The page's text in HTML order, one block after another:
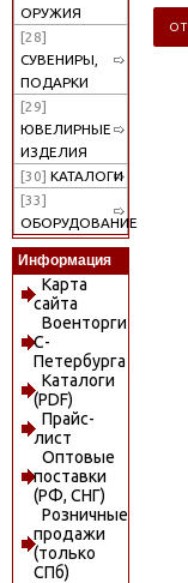
ОРУЖИЯ
[28]
СУВЕНИРЫ,
ПОДАРКИ
[29]
ЮВЕЛИРНЫЕ
ИЗДЕЛИЯ
[30] КАТАЛОГИ
[33]
ОБОРУДОВАНИЕ
Информация
Карта
сайта
Военторги
С-
Петербурга
Каталоги
(PDF)
Прайс-
лист
Оптовые
поставки
(РФ, СНГ)
Розничные
продажи
(только
СПб)